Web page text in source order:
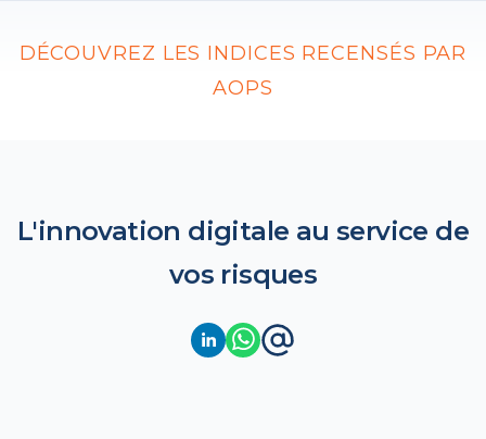
DÉCOUVREZ LES INDICES RECENSÉS PAR
AOPS
L'innovation digitale au service de
vos risques